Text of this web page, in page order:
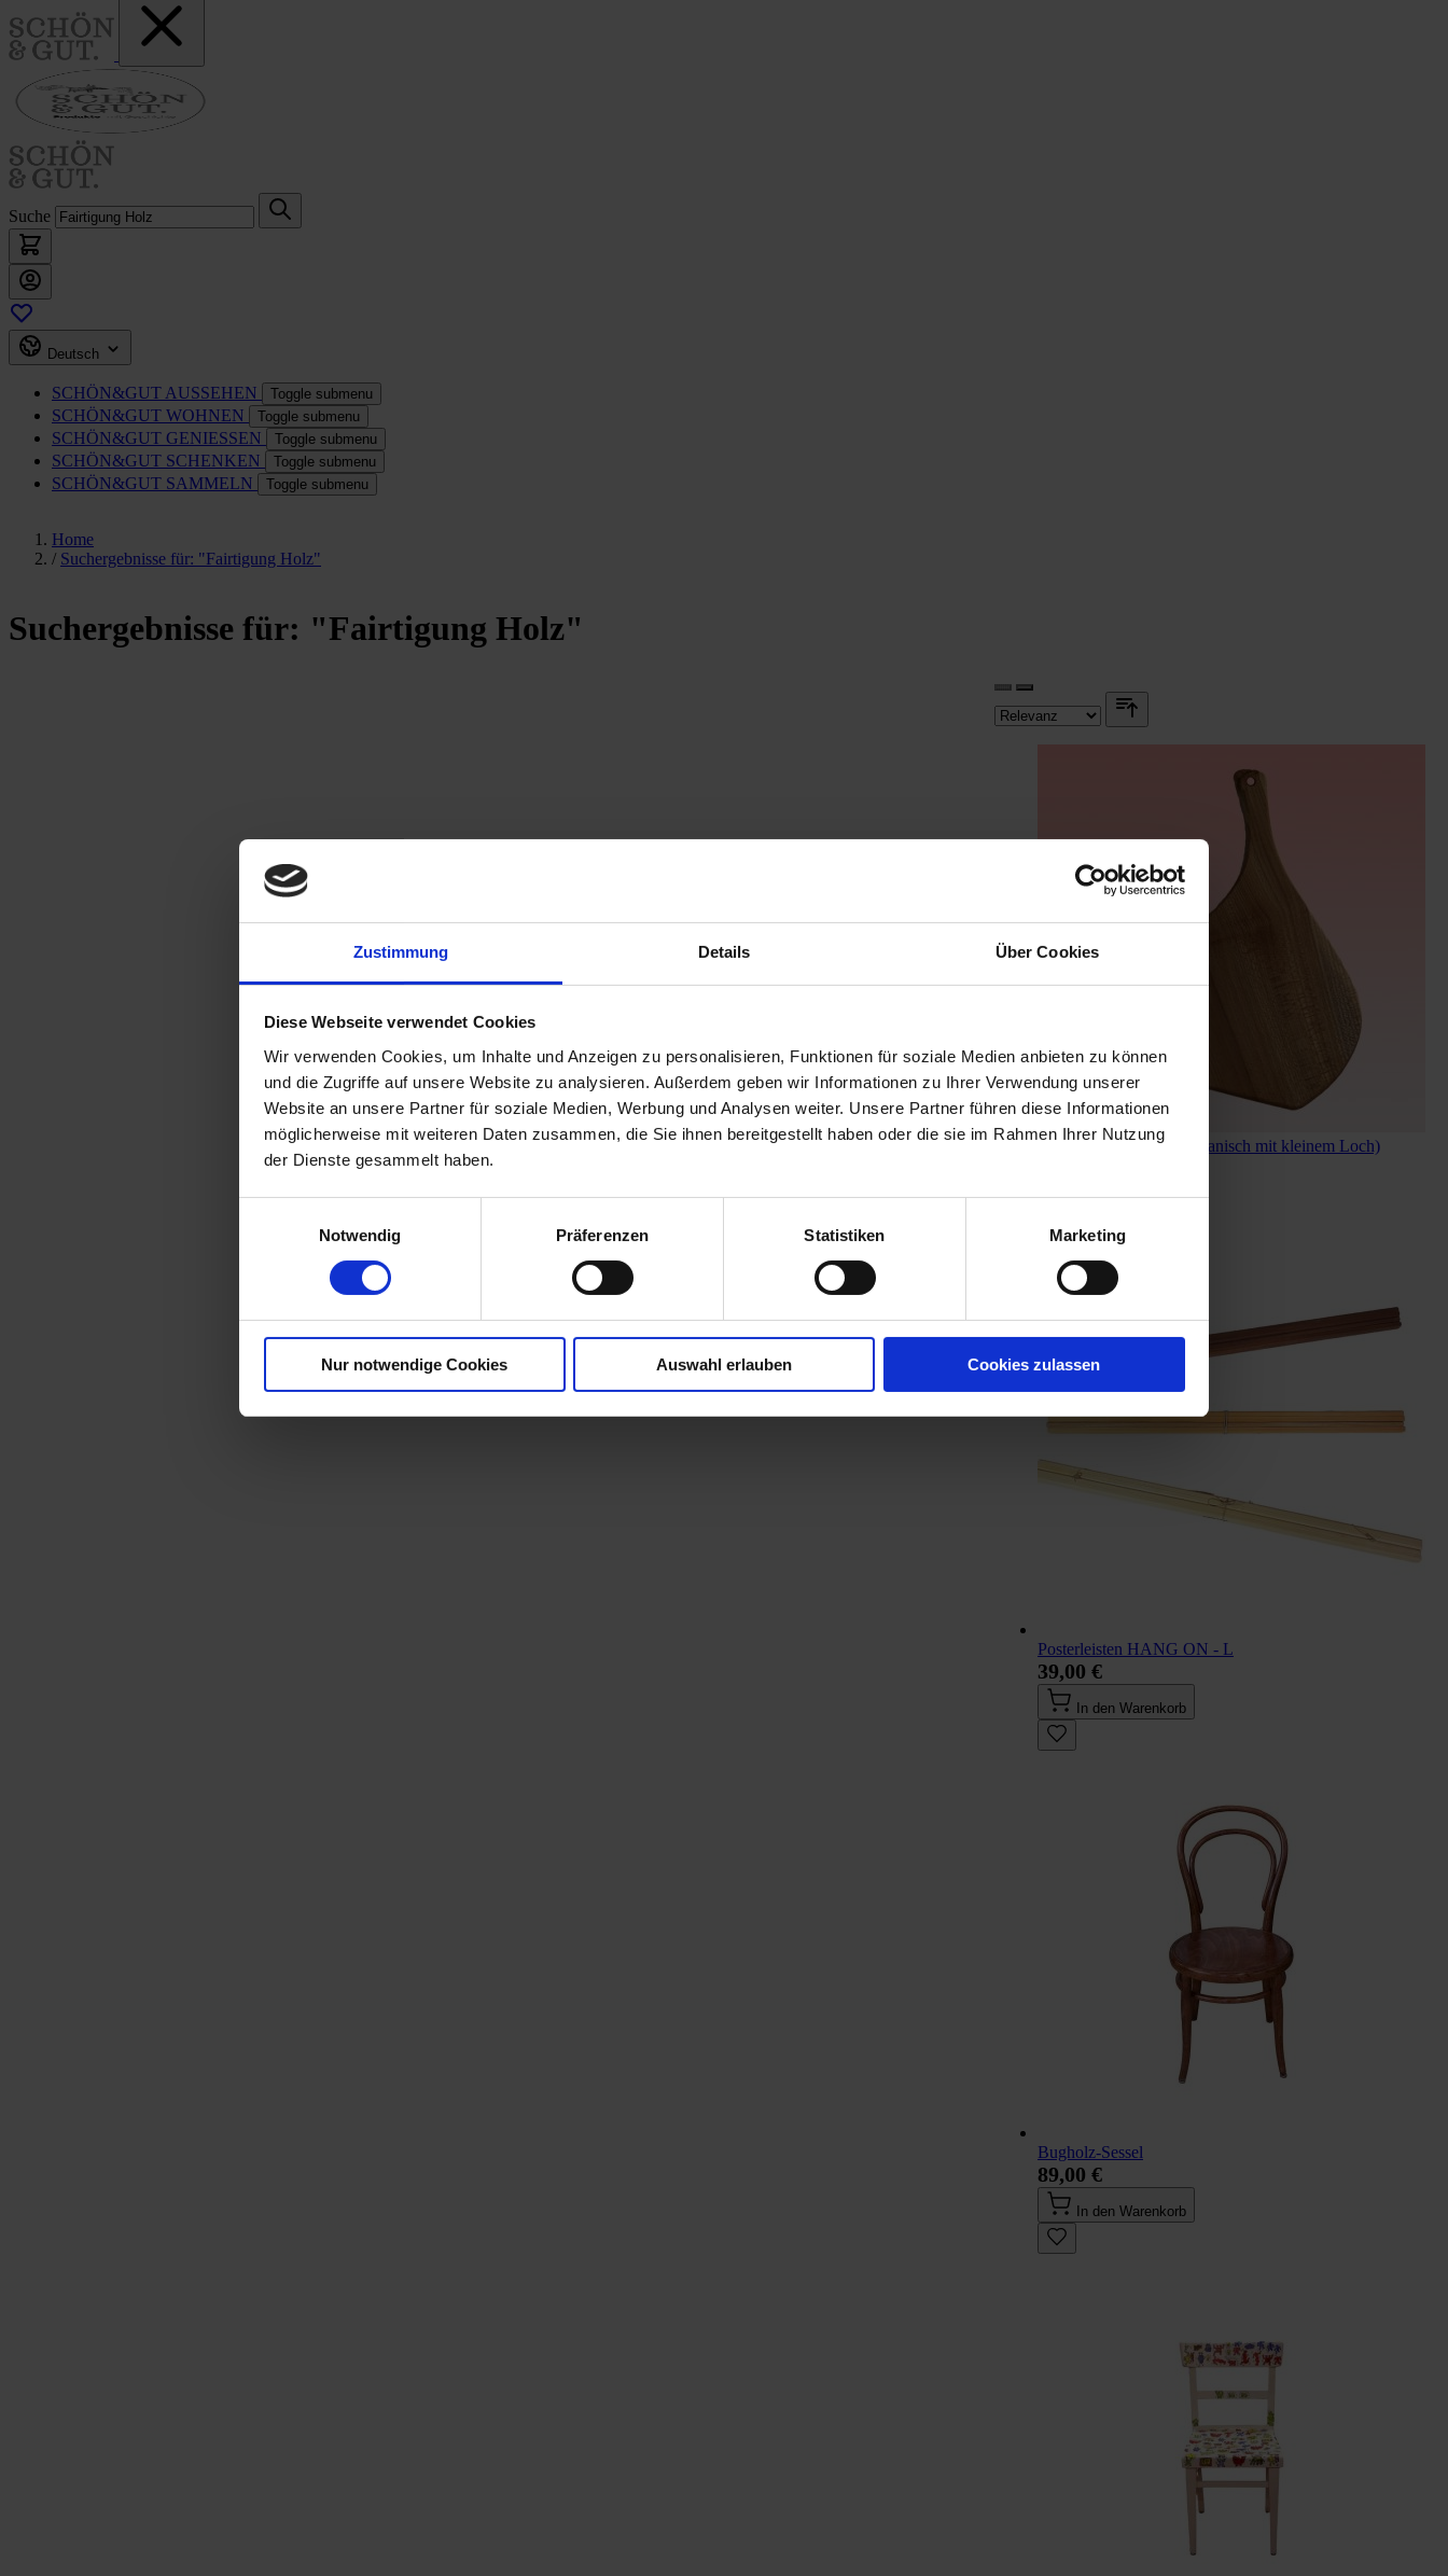
Zustimmung Details Über Cookies
Diese Webseite verwendet Cookies
Wir verwenden Cookies, um Inhalte und Anzeigen zu personalisieren, Funktionen für soziale Medien anbieten zu können
und die Zugriffe auf unsere Website zu analysieren. Außerdem geben wir Informationen zu Ihrer Verwendung unserer
Website an unsere Partner für soziale Medien, Werbung und Analysen weiter. Unsere Partner führen diese Informationen
möglicherweise mit weiteren Daten zusammen, die Sie ihnen bereitgestellt haben oder die sie im Rahmen Ihrer Nutzung
der Dienste gesammelt haben.
Notwendig
Präferenzen Statistiken Marketing
Nur notwendige Cookies Auswahl erlauben Cookies zulassen
Suche
Deutsch
SCHÖN&GUT AUSSEHEN Toggle submenu
SCHÖN&GUT WOHNEN Toggle submenu
SCHÖN&GUT GENIESSEN Toggle submenu
SCHÖN&GUT SCHENKEN Toggle submenu
SCHÖN&GUT SAMMELN Toggle submenu
Home
/ Suchergebnisse für: "Fairtigung Holz"
Suchergebnisse für: "Fairtigung Holz"
HOLZBRETT Nr.7 (organisch mit kleinem Loch)
Posterleisten HANG ON - L
39,00 €
In den Warenkorb
Bugholz-Sessel
89,00 €
In den Warenkorb